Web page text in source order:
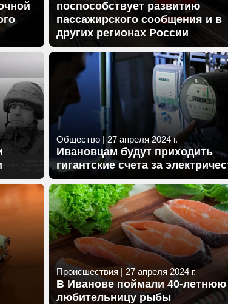
поспособствует развитию
пассажирского сообщения и в
других регионах России
Общество | 27 апреля 2024 г.
Ивановцам будут приходить
гигантские счета за
Происшествия | 27 апреля 2024 г.
В Иванове поймали 40-летнюю
любительницу рыбы